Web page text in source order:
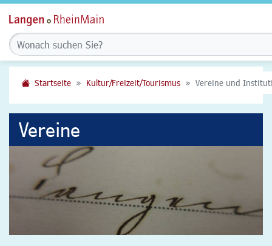
Startseite Kultur/Freizeit/Tourismus Vereine und
Vereine